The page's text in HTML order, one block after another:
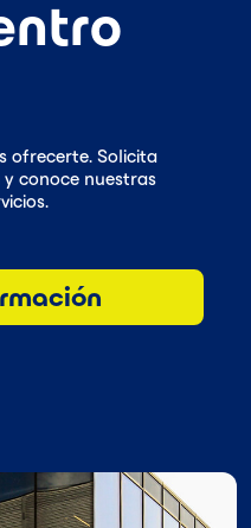
ofrecerte. Solicita
conoce nuestras